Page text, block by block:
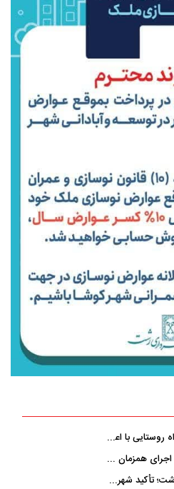
شروع عملیات آسفالت ۵ پروژه راه ‌روستایی با اعتبار ۳۷۰ میلیاردی در گیلان
شب‌های عمرانی رشت ادامه دارد؛ اجرای همزمان آسفالت‌ریزی در پنج منطقه شهری
نظارت بامدادی بر آسفالت‌ریزی رشت؛ تأکید شهردار و بازرس کل بر کیفیت اجرای پروژه‌ها